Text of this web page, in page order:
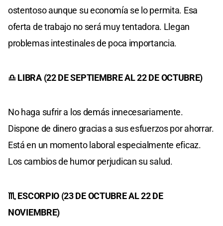
ostentoso aunque su economía se lo permita. Esa
oferta de trabajo no será muy tentadora. Llegan
problemas intestinales de poca importancia.
♎ LIBRA (22 DE SEPTIEMBRE AL 22 DE OCTUBRE)
No haga sufrir a los demás innecesariamente.
Dispone de dinero gracias a sus esfuerzos por ahorrar.
Está en un momento laboral especialmente eficaz.
Los cambios de humor perjudican su salud.
♏ ESCORPIO (23 DE OCTUBRE AL 22 DE
NOVIEMBRE)